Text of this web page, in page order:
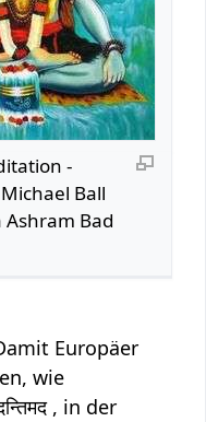
-
Ball
Ashram Bad
Europäer
wie
, in der